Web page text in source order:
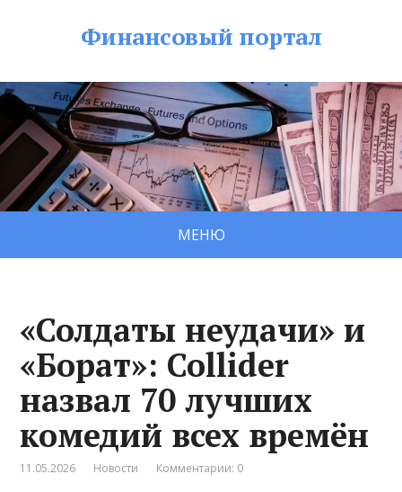
Финансовый портал
МЕНЮ
«Солдаты неудачи» и
«Борат»: Collider
назвал 70 лучших
комедий всех времён
11.05.2026 Новости Комментарии: 0